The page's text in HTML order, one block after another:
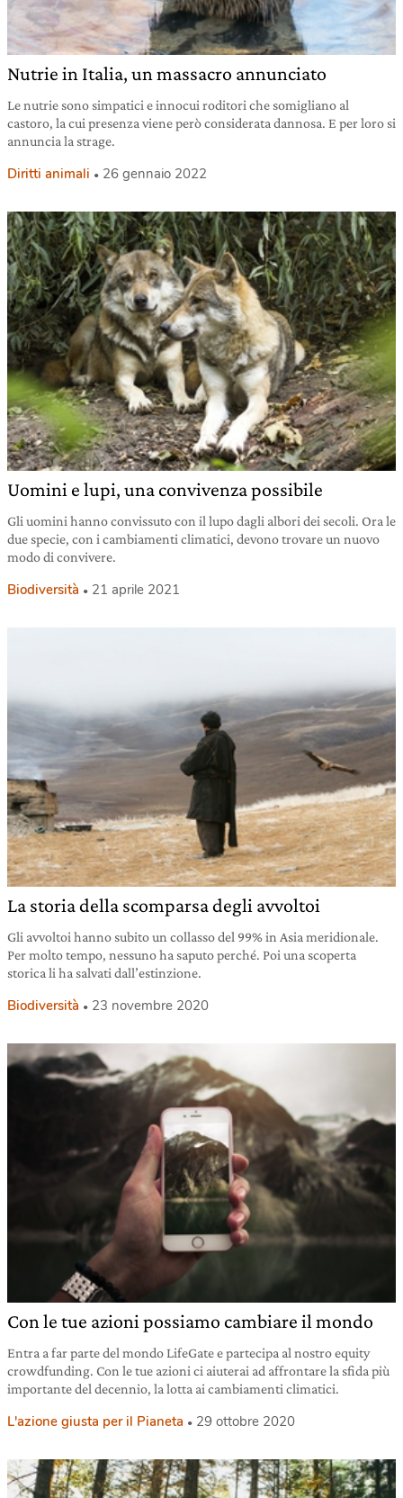
Nutrie in Italia, un massacro annunciato
Le nutrie sono simpatici e innocui roditori che somigliano al
castoro, la cui presenza viene però considerata dannosa. E per loro si
annuncia la strage.
Diritti animali 26 gennaio 2022
Uomini e lupi, una convivenza possibile
Gli uomini hanno convissuto con il lupo dagli albori dei secoli. Ora le
due specie, con i cambiamenti climatici, devono trovare un nuovo
modo di convivere.
Biodiversità 21 aprile 2021
La storia della scomparsa degli avvoltoi
Gli avvoltoi hanno subito un collasso del 99% in Asia meridionale.
Per molto tempo, nessuno ha saputo perché. Poi una scoperta
storica li ha salvati dall’estinzione.
Biodiversità 23 novembre 2020
Con le tue azioni possiamo cambiare il mondo
Entra a far parte del mondo LifeGate e partecipa al nostro equity
crowdfunding. Con le tue azioni ci aiuterai ad affrontare la sfida più
importante del decennio, la lotta ai cambiamenti climatici.
L'azione giusta per il Pianeta 29 ottobre 2020